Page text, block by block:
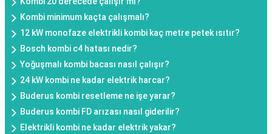
Kombi minimum kaçta çalışmalı?
12 kW monofaze elektrikli kombi kaç metre petek ısıtır?
Bosch kombi c4 hatası nedir?
Yoğuşmalı kombi bacası nasıl çalışır?
24 kW kombi ne kadar elektrik harcar?
Buderus kombi resetleme ne işe yarar?
Buderus kombi FD arızası nasıl giderilir?
Elektrikli kombi ne kadar elektrik yakar?